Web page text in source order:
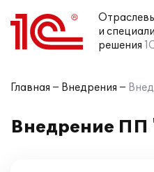
и
решения
Главная Внедрения
Внедрение ПП